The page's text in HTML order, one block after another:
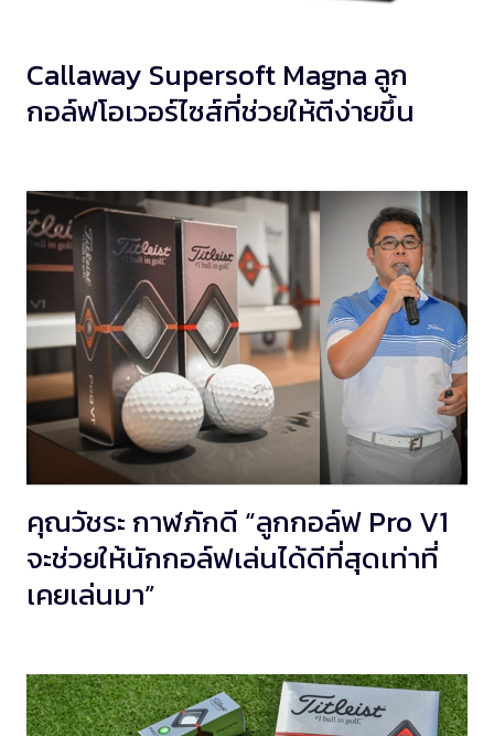
Callaway Supersoft Magna ลูก
กอล์ฟโอเวอร์ไซส์ที่ช่วยให้ตีง่ายขึ้น
คุณวัชระ กาฬภักดี “ลูกกอล์ฟ Pro V1
จะช่วยให้นักกอล์ฟเล่นได้ดีที่สุดเท่าที่
เคยเล่นมา”